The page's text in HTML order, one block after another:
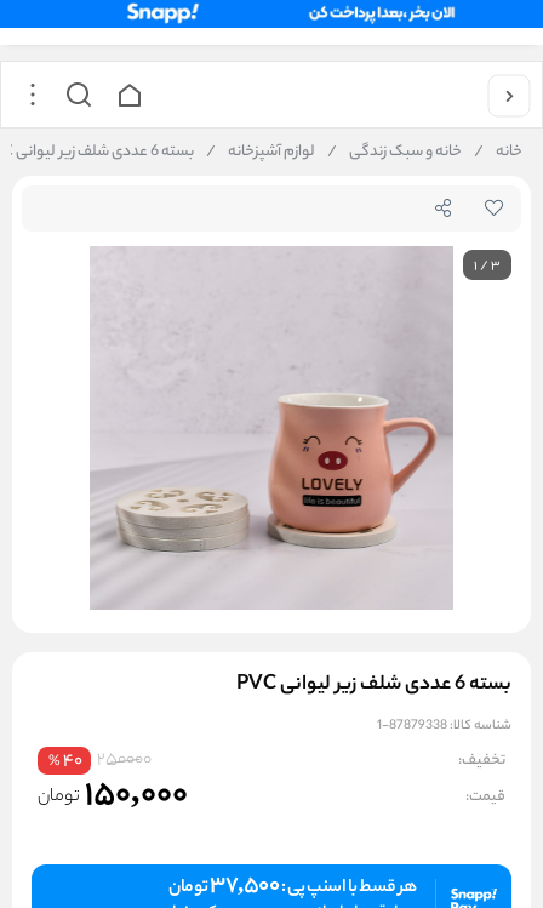
خانه / خانه و سبک زندگی / لوازم آشپزخانه / بسته 6 عددی شلف زیر لیوانی PVC
1/3
بسته 6 عددی شلف زیر لیوانی PVC
شناسه کالا:87879338-1
تخفیف: 250000
40
%
قیمت: 150,000 تومان
هر قسط با اسنپ پی :37,500تومان